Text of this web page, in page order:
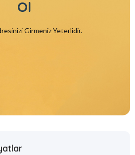
Ol
Girmeniz Yeterlidir.